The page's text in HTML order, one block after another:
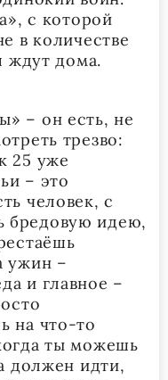
с которой
в количестве
ждут дома.
– он есть, не
трезво:
25 уже
– это
человек, с
бредовую идею,
ужин –
и главное –
на что-то
ты можешь
должен идти,